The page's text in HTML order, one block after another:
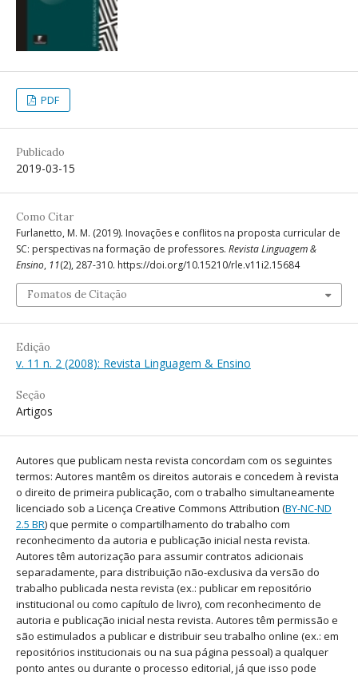
PDF
Publicado
2019-03-15
Como Citar
Furlanetto, M. M. (2019). Inovações e conflitos na proposta curricular de
SC: perspectivas na formação de professores. Revista Linguagem &
Ensino, 11(2), 287-310. https://doi.org/10.15210/rle.v11i2.15684
Fomatos de Citação
Edição
v. 11 n. 2 (2008): Revista Linguagem & Ensino
Seção
Artigos
Autores que publicam nesta revista concordam com os seguintes
termos: Autores mantêm os direitos autorais e concedem à revista
o direito de primeira publicação, com o trabalho simultaneamente
licenciado sob a Licença Creative Commons Attribution (BY-NC-ND
2.5 BR) que permite o compartilhamento do trabalho com
reconhecimento da autoria e publicação inicial nesta revista.
Autores têm autorização para assumir contratos adicionais
separadamente, para distribuição não-exclusiva da versão do
trabalho publicada nesta revista (ex.: publicar em repositório
institucional ou como capítulo de livro), com reconhecimento de
autoria e publicação inicial nesta revista. Autores têm permissão e
são estimulados a publicar e distribuir seu trabalho online (ex.: em
repositórios institucionais ou na sua página pessoal) a qualquer
ponto antes ou durante o processo editorial, já que isso pode